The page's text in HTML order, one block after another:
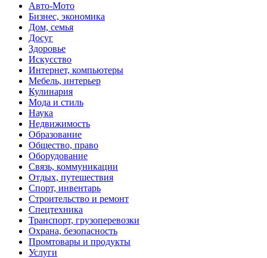
Авто-Мото
Бизнес, экономика
Дом, семья
Досуг
Здоровье
Искусство
Интернет, компьютеры
Мебель, интерьер
Кулинария
Мода и стиль
Наука
Недвижимость
Образование
Общество, право
Оборудование
Связь, коммуникации
Отдых, путешествия
Спорт, инвентарь
Строительство и ремонт
Спецтехника
Транспорт, грузоперевозки
Охрана, безопасность
Промтовары и продукты
Услуги